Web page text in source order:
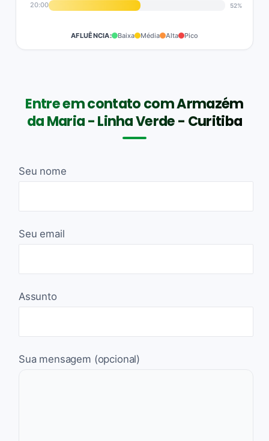
20:00 52%
AFLUÊNCIA: Baixa Média Alta Pico
Entre em contato com Armazém
da Maria - Linha Verde - Curitiba
Seu nome
Seu email
Assunto
Sua mensagem (opcional)